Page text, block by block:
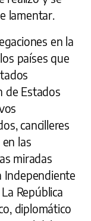
lamentar.
en la
países que
de Estados
cancilleres
las
miradas
Independiente
República
diplomático